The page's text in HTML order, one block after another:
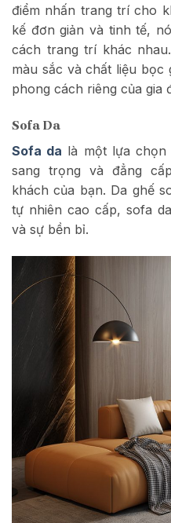
điểm nhấn trang trí cho
kế đơn giản và tinh tế,
cách trang trí khác
màu sắc và chất liệu
phong cách riêng của gia
Sofa Da
Sofa da là một lựa chọn
sang trọng và đẳng
khách của bạn. Da ghế
tự nhiên cao cấp, sofa
và sự bền bỉ.